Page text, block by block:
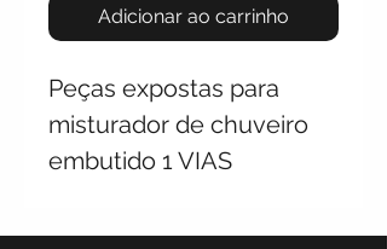
Adicionar ao carrinho
Peças expostas para
misturador de chuveiro
embutido 1 VIAS